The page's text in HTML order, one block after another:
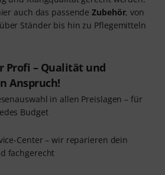
auch das passendeZubehör, von
Ständer bis hin zu Pflegemitteln
Profi – Qualität und
Anspruch!
in allen Preislagen – für
Budget
Center – wir reparieren dein
fachgerecht